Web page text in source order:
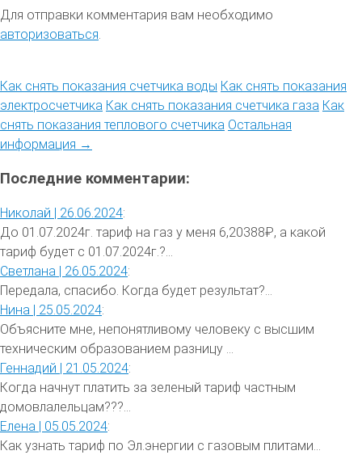
Для отправки комментария вам необходимо
авторизоваться
Как снять показания счетчика воды Как снять показания
электросчетчика Как снять показания счетчика газа Как
снять показания теплового счетчика Остальная
информация →
Последние комментарии:
Николай | 26.06.2024:
До 01.07.2024г. тариф на газ у меня 6,20388₽, а какой
тариф будет с 01.07.2024г.?...
Светлана | 26.05.2024:
Передала, спасибо. Когда будет результат?...
Нина | 25.05.2024:
Объясните мне, непонятливому человеку с высшим
техническим образованием разницу ...
Геннадий | 21.05.2024:
Когда начнут платить за зеленый тариф частным
домовлалельцам???...
Елена | 05.05.2024:
Как узнать тариф по Эл.энергии с газовым плитами...